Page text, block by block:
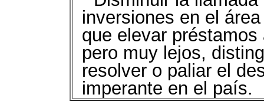
inversiones en el
que elevar
pero muy lejos,
resolver o paliar el
imperante en el país.